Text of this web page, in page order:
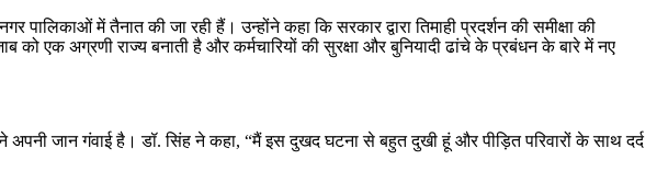
में तैनात की जा रही हैं। उन्होंने कहा कि सरकार द्वारा तिमाही प्रदर्शन की समीक्षा की
एक अग्रणी राज्य बनाती है और कर्मचारियों की सुरक्षा और बुनियादी ढांचे के प्रबंधन के बारे में नए
जान गंवाई है। डॉ. सिंह ने कहा, “मैं इस दुखद घटना से बहुत दुखी हूं और पीड़ित परिवारों के साथ दर्द